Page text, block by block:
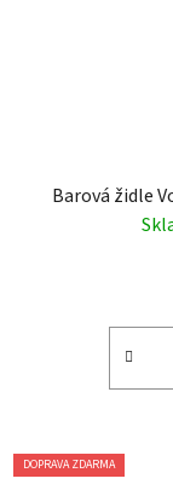
Barová židle
DOPRAVA ZDARMA